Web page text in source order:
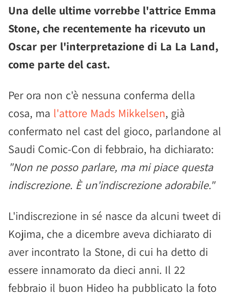
Una delle ultime vorrebbe l'attrice Emma
Stone, che recentemente ha ricevuto un
Oscar per l'interpretazione di La La Land,
come parte del cast.
Per ora non c'è nessuna conferma della
cosa, ma l'attore Mads Mikkelsen, già
confermato nel cast del gioco, parlandone al
Saudi Comic-Con di febbraio, ha dichiarato:
"Non ne posso parlare, ma mi piace questa
indiscrezione. È un'indiscrezione adorabile."
L'indiscrezione in sé nasce da alcuni tweet di
Kojima, che a dicembre aveva dichiarato di
aver incontrato la Stone, di cui ha detto di
essere innamorato da dieci anni. Il 22
febbraio il buon Hideo ha pubblicato la foto